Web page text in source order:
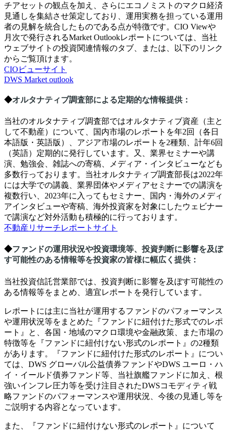
チアセットの観点を加え、さらにエコノミストのマクロ経済
見通しを集結させ策定しており、運用実務を担っている運用
者の見解を統合したものである点が特徴です。 CIO Viewや
月次で発行されるMarket Outlookレポートについては、当社
ウェブサイトの投資関連情報のタブ、または、以下のリンク
からご覧頂けます。
CIOビューサイト
DWS Market outlook
◆オルタナティブ調査部による定期的な情報提供：
当社のオルタナティブ調査部ではオルタナティブ資産（主と
して不動産）について、国内市場のレポートを年2回（各日
本語版・英語版）、アジア市場のレポートを2種類、計年6回
（英語）定期的に発行しています。又、業界セミナーや講
演、勉強会、雑誌への寄稿、メディア・インタビューなども
多数行っております。当社オルタナティブ調査部長は2022年
には大学での講義、業界団体やメディアセミナーでの講演を
複数行い、 2023年に入ってもセミナー、国内・海外のメディ
アインタビューや寄稿、海外投資家を対象にしたウェビナー
で講演など対外活動も積極的に行っております。
不動産リサーチレポートサイト
◆ファンドの運用状況や投資環境等、投資判断に影響を及ぼ
す可能性のある情報等を投資家の皆様に幅広く提供：
当社投資信託営業部では、投資判断に影響を及ぼす可能性の
ある情報等をまとめ、適宜レポートを発行しています。
レポートには主に当社が運用するファンドのパフォーマンス
や運用状況等をまとめた『ファンドに紐付けた形式でのレポ
ート』と、各国・地域のマクロ環境や金融政策、また市場の
特徴等を『ファンドに紐付けない形式のレポート』の2種類
があります。『ファンドに紐付けた形式のレポート』につい
ては、DWS グローバル公益債券ファンドやDWS ユーロ・ハ
イ・イールド債券ファンド等、当社旗艦ファンドに加え、根
強いインフレ圧力等を受け注目されたDWSコモディティ戦
略ファンドのパフォーマンスや運用状況、今後の見通し等を
ご説明する内容となっています。
また、『ファンドに紐付けない形式のレポート』について